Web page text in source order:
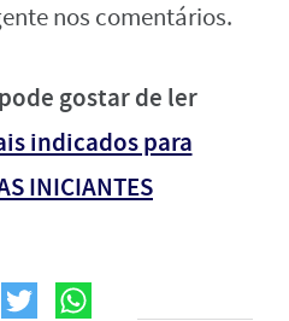
nos comentários.
gostar de ler
indicados para
INICIANTES